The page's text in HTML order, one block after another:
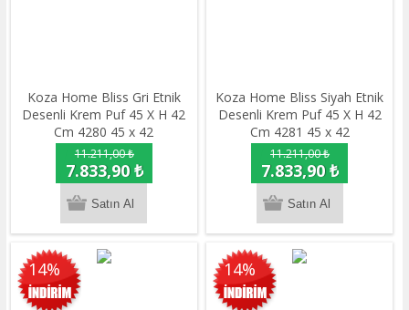
Koza Home Bliss Gri Etnik
Desenli Krem Puf 45 X H 42
Cm 4280 45 x 42
11.211,00 ₺
7.833,90 ₺
Koza Home Bliss Siyah Etnik
Desenli Krem Puf 45 X H 42
Cm 4281 45 x 42
11.211,00 ₺
7.833,90 ₺
14% 14%